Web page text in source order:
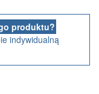
produktu?
indywidualną